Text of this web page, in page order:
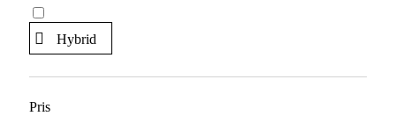
Hybrid
Pris